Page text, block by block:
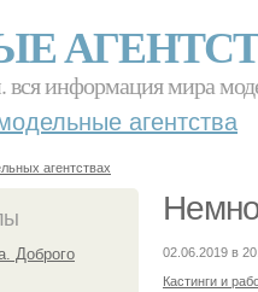
вся информация мира
агентства
агентствах
Доброго
02.06.2019 в
Кастинги и